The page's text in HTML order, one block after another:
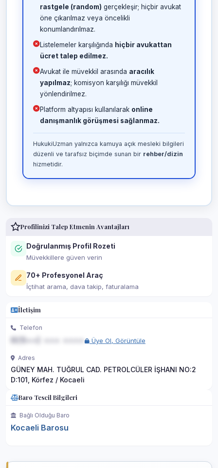
rastgele (random) gerçekleşir; hiçbir avukat
öne çıkarılmaz veya öncelikli
konumlandırılmaz.
Listelemeler karşılığında hiçbir avukattan
ücret talep edilmez.
Avukat ile müvekkil arasında aracılık
yapılmaz; komisyon karşılığı müvekkil
yönlendirilmez.
Platform altyapısı kullanılarak online
danışmanlık görüşmesi sağlanmaz.
HukukiUzman yalnızca kamuya açık mesleki bilgileri
düzenli ve tarafsız biçimde sunan bir rehber/dizin
hizmetidir.
Profilinizi Talep Etmenin Avantajları
Doğrulanmış Profil Rozeti
Müvekkillere güven verin
70+ Profesyonel Araç
İçtihat arama, dava takip, faturalama
İletişim
Telefon
Üye Ol, Görüntüle
Adres
GÜNEY MAH. TUĞRUL CAD. PETROLCÜLER İŞHANI NO:2
D:101, Körfez / Kocaeli
Baro Tescil Bilgileri
Bağlı Olduğu Baro
Kocaeli Barosu